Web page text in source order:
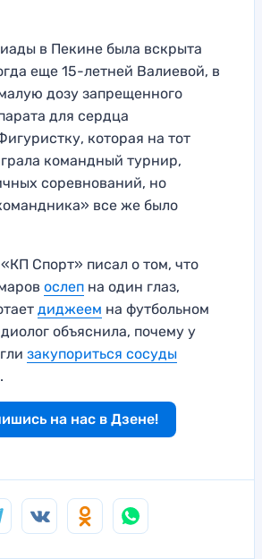
в Пекине была вскрыта
еще 15-летней Валиевой, в
дозу запрещенного
для сердца
которая на тот
командный турнир,
соревнований, но
все же было
Спорт» писал о том, что
ослеп на один глаз,
диджеем на футбольном
объяснила, почему у
закупориться сосуды
на нас в Дзене!